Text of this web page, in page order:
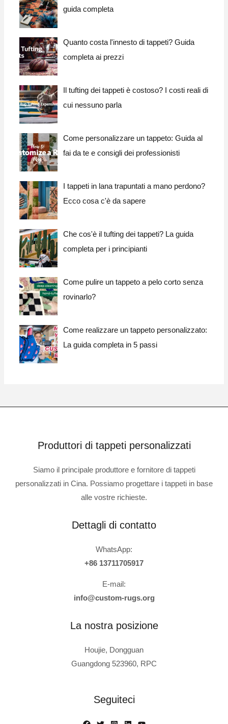
guida completa
Quanto costa l'innesto di tappeti? Guida
completa ai prezzi
Il tufting dei tappeti è costoso? I costi reali di
cui nessuno parla
Come personalizzare un tappeto: Guida al
fai da te e consigli dei professionisti
I tappeti in lana trapuntati a mano perdono?
Ecco cosa c'è da sapere
Che cos'è il tufting dei tappeti? La guida
completa per i principianti
Come pulire un tappeto a pelo corto senza
rovinarlo?
Come realizzare un tappeto personalizzato:
La guida completa in 5 passi
Produttori di tappeti personalizzati
Siamo il principale produttore e fornitore di tappeti
personalizzati in Cina. Possiamo progettare i tappeti in base
alle vostre richieste.
Dettagli di contatto
WhatsApp:
+86 13711705917
E-mail:
info@custom-rugs.org
La nostra posizione
Houjie, Dongguan
Guangdong 523960, RPC
Seguiteci